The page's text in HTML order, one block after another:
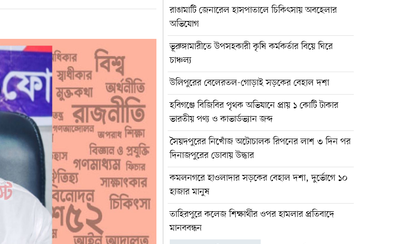
রাঙামাটি জেনারেল হাসপাতালে চিকিৎসায় অবহেলার
অভিযোগ
ভূরুঙ্গামারীতে উপসহকারী কৃষি কর্মকর্তার বিয়ে ঘিরে
চাঞ্চল্য
উলিপুরের বেলেরতল-গোড়াই সড়কের বেহাল দশা
হবিগঞ্জে বিজিবির পৃথক অভিযানে প্রায় ১ কোটি টাকার
ভারতীয় পণ্য ও কাভার্ডভ্যান জব্দ
সৈয়দপুরের নিখোঁজ অটোচালক রিপনের লাশ ৩ দিন পর
দিনাজপুরের ডোবায় উদ্ধার
কমলনগরে হাওলাদার সড়কের বেহাল দশা, দুর্ভোগে ১০
হাজার মানুষ
তাহিরপুরে কলেজ শিক্ষার্থীর ওপর হামলার প্রতিবাদে
মানববন্ধন